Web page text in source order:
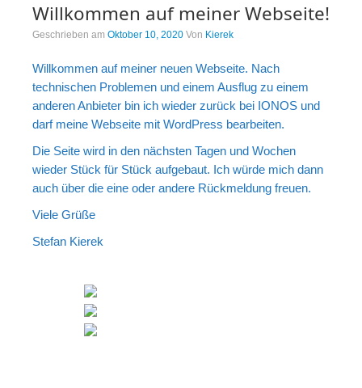
Willkommen auf meiner Webseite!
Geschrieben am Oktober 10, 2020 Von Kierek
Willkommen auf meiner neuen Webseite. Nach
technischen Problemen und einem Ausflug zu einem
anderen Anbieter bin ich wieder zurück bei IONOS und
darf meine Webseite mit WordPress bearbeiten.
Die Seite wird in den nächsten Tagen und Wochen
wieder Stück für Stück aufgebaut. Ich würde mich dann
auch über die eine oder andere Rückmeldung freuen.
Viele Grüße
Stefan Kierek